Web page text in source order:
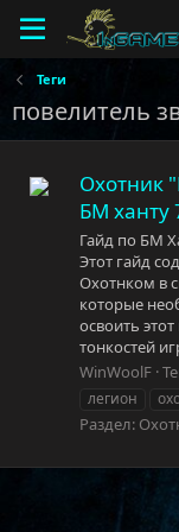
Теги
повелитель
Охотник
БМ ханту
Гайд по БМ
Этот гайд
Охотнком в
которые
освоить
тонкостей
WinWoolF
легион
Раздел: